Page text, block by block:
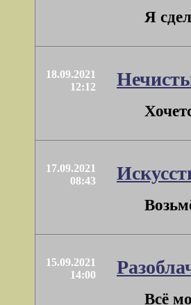
Я
18.09.2021
12:12
17.09.2021
08:43
15.09.2021
14:00
Всё